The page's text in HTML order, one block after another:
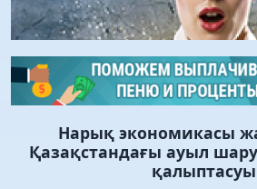
Нарық экономикасы
Қазақстандағы ауыл
қалыптасуы